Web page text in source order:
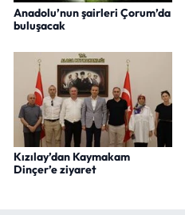
Anadolu’nun şairleri Çorum’da
buluşacak
Kızılay’dan Kaymakam
Dinçer’e ziyaret